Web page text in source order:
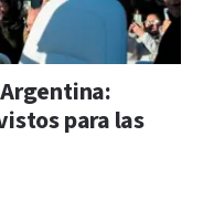
para las